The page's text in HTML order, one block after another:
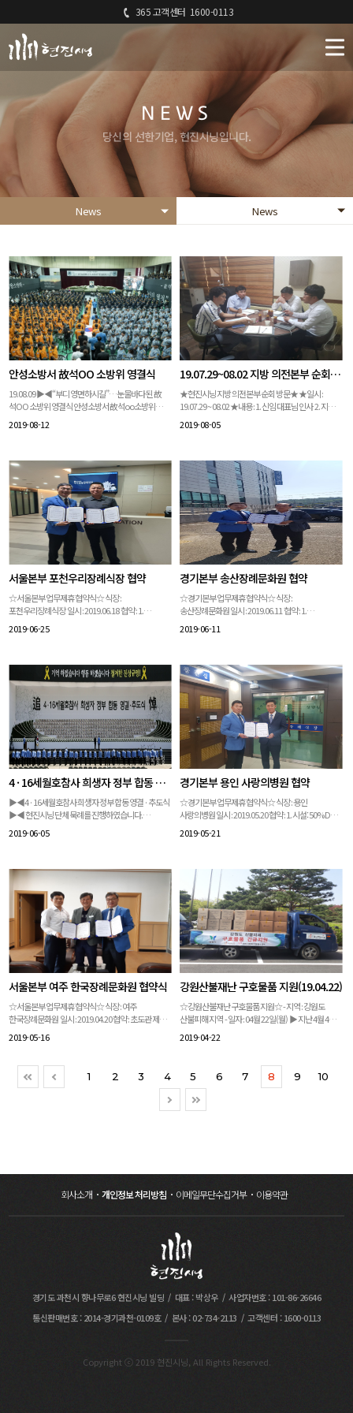
365 고객센터 1600-0113
NEWS
당신의 선한기업, 현진시닝입니다.
News News
안성소방서 故석OO 소방위 영결식
19.08.09 ▶◀“부디 영면하시길”…눈물바다 된 故
석OO 소방위 영결식 안성소방서 故석oo소방위
생활체육관에서 진행했습니다. 삼가 고인의 명복을
2019-08-12
19.07.29~08.02 지방 의전본부 순회 방문
★현진시닝 지방 의전본부 순회 방문★ ★일시 :
19.07.29 ~ 08.02 ★내용 : 1. 신임 대표님 인사 2. 지방
장례식장 방문
2019-08-05
서울본부 포천우리장례식장 협약
☆서울본부 업무제휴 협약식☆ 식장 :
포천우리장례식장 일시 : 2019.06.18 협약 : 1.
2019-06-25
경기본부 송산장례문화원 협약
☆경기본부 업무제휴 협약식☆ 식장 :
송산장례문화원 일시 : 2019.06.11 협약 : 1.
2019-06-11
4 · 16세월호참사 희생자 정부 합동 영결·추도식
▶◀4 · 16세월호참사 희생자 정부 합동 영결 · 추도식
▶◀ 현진시닝 단체 묵례를 진행하였습니다.
2019-06-05
경기본부 용인 사랑의병원 협약
☆경기본부 업무제휴 협약식☆ 식장 : 용인
사랑의병원 일시 : 2019.05.20 협약 : 1. 시설: 50% DC
2019-05-21
서울본부 여주 한국장례문화원 협약식
☆서울본부 업무제휴 협약식☆ 식장 : 여주
한국장례문화원 일시 : 2019.04.20 협약 : 초도관 제공
2019-05-16
강원산불재난 구호물품 지원(19.04.22)
☆강원산불재난 구호물품 지원☆ - 지역 : 강원도
산불피해 지역 - 일자 : 04월 22일(월) ▶ 지난 4월 4일
봉사자분들을 위해 과천시와 협업하여 구호물품 및
재활용이 가능한 제품으로 자연환경보존에
이바지하는 친환경 제품입니다. 피해를 입으신
이재민분들의 빠른 복구를 기원하겠습니다.
2019-04-22
1 2 3 4 5 6 7 8 9 10
회사소개 개인정보 처리방침 이메일무단수집거부 이용약관
경기도 과천시 향나무로6 현진시닝 빌딩 대표 : 박상우
사업자번호 : 101-86-26646
통신판매번호 : 2014-경기과천-0109호
본사 : 02-734-2113 고객센터 : 1600-0113
Copyright ⓒ 2019 현진시닝, All Rights Reserved.